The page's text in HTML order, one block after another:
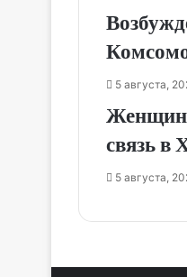
5 августа,
связь в
5 августа,